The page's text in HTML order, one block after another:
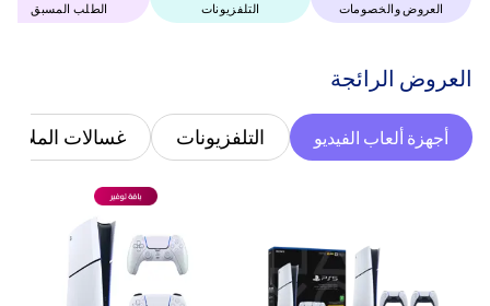
العروض والخصومات التلفزيونات الطلب المسبق
‫العروض الرائجة‬
أجهزة ألعاب الفيديو التلفزيونات غسالات